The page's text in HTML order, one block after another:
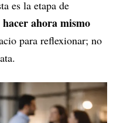
es la etapa de
hacer ahora mismo
para reflexionar; no